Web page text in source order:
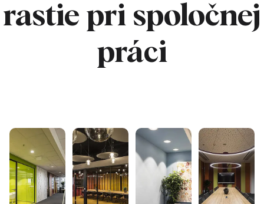
rastie pri spoločnej
práci